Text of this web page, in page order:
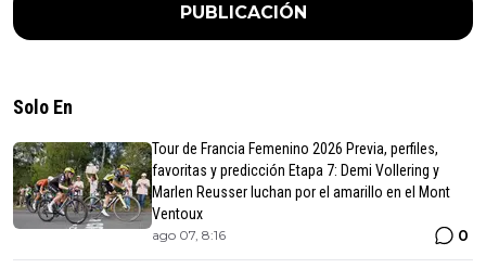
PUBLICACIÓN
Solo En
Tour de Francia Femenino 2026 Previa, perfiles,
favoritas y predicción Etapa 7: Demi Vollering y
Marlen Reusser luchan por el amarillo en el Mont
Ventoux
ago 07, 8:16 0